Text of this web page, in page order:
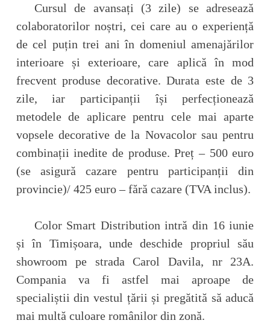
Cursul de avansați (3 zile) se adresează
colaboratorilor noștri, cei care au o experiență
de cel puțin trei ani în domeniul amenajărilor
interioare și exterioare, care aplică în mod
frecvent produse decorative. Durata este de 3
zile, iar participanții își perfecționează
metodele de aplicare pentru cele mai aparte
vopsele decorative de la Novacolor sau pentru
combinații inedite de produse. Preț – 500 euro
(se asigură cazare pentru participanții din
provincie)/ 425 euro – fără cazare (TVA inclus).
Color Smart Distribution intră din 16 iunie
și în Timișoara, unde deschide propriul său
showroom pe strada Carol Davila, nr 23A.
Compania va fi astfel mai aproape de
specialiștii din vestul țării și pregătită să aducă
mai multă culoare românilor din zonă.